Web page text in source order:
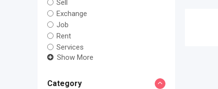
Sell
Exchange
Job
Rent
Services
Show More
Category